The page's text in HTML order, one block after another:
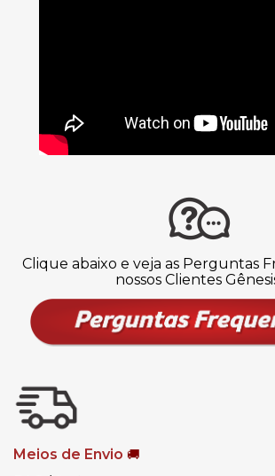
Clique abaixo e veja as Perguntas
nossos Clientes
Meios de Envio 🚚